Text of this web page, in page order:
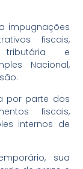
impugnações
fiscais,
tributária e
Nacional,
por parte dos
fiscais,
internos de
sua